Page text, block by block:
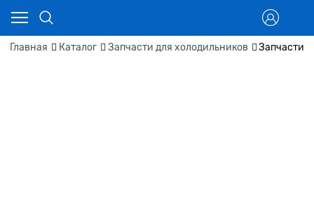
Главная Каталог Запчасти для холодильников Запчасти